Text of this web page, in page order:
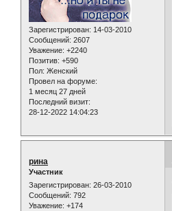
Зарегистрирован: 14-03-2010
Сообщений: 2607
Уважение: +2240
Позитив: +590
Пол: Женский
Провел на форуме:
1 месяц 27 дней
Последний визит:
28-12-2022 14:04:23
рина
Участник
Зарегистрирован: 26-03-2010
Сообщений: 792
Уважение: +174